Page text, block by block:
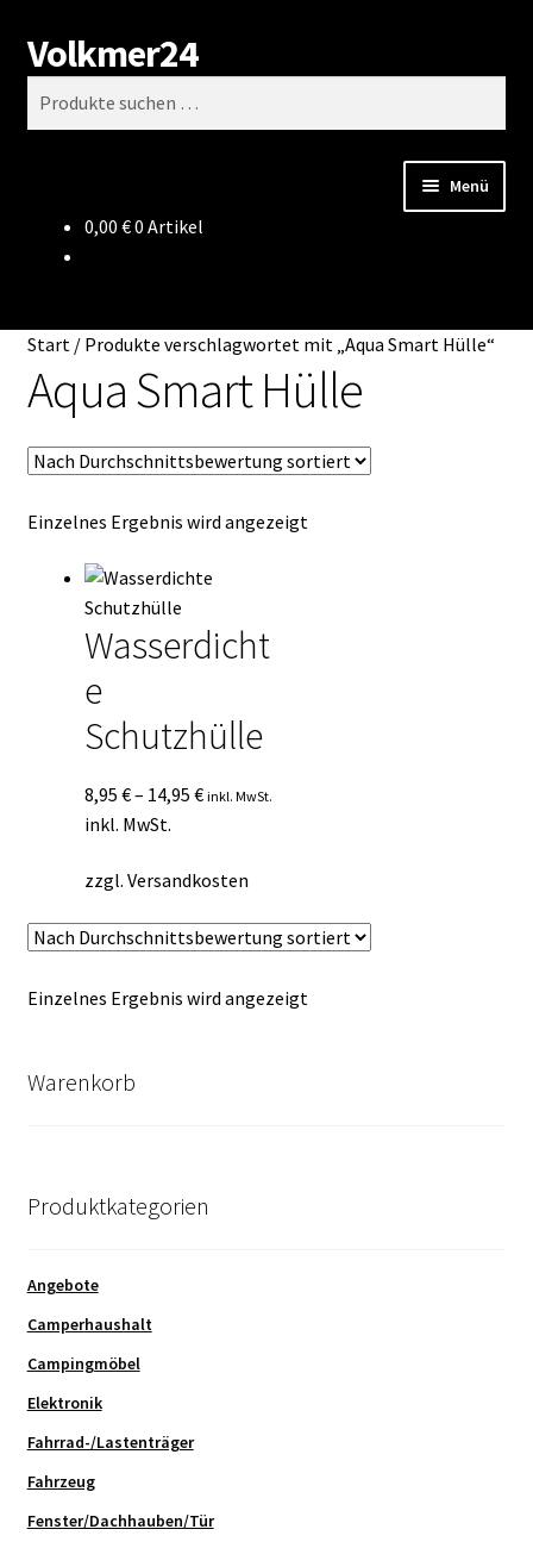
Zur
Navigation
springen
Zum
Inhalt
springen
Volkmer24
Suchen
Menü
Impressum
Mein Konto
Mein Konto
Vertrag widerrufen
Warenkorb
0,00 €0 Artikel
Start/ Produkte verschlagwortet mit „Aqua Smart Hülle“
Aqua Smart Hülle
Einzelnes Ergebnis wird angezeigt
Wasserdicht
e
Schutzhülle
8,95 €– 14,95 € inkl. MwSt.
inkl. MwSt.
zzgl. Versandkosten
Einzelnes Ergebnis wird angezeigt
Warenkorb
Produktkategorien
Angebote
Camperhaushalt
Campingmöbel
Elektronik
Fahrrad-/Lastenträger
Fahrzeug
Fenster/Dachhauben/Tür